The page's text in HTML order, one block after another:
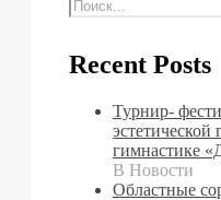
Recent Posts
Турнир-
гимнастике
В Новости
Областные